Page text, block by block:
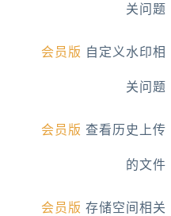
关问题
会员版 自定义水印相
关问题
会员版 查看历史上传
的文件
会员版 存储空间相关